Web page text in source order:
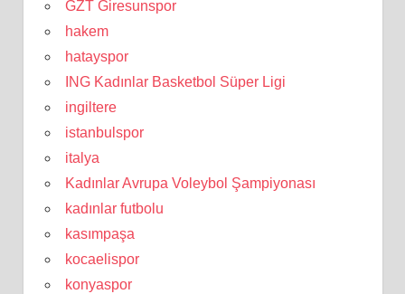
GZT Giresunspor
hakem
hatayspor
ING Kadınlar Basketbol Süper Ligi
ingiltere
istanbulspor
italya
Kadınlar Avrupa Voleybol Şampiyonası
kadınlar futbolu
kasımpaşa
kocaelispor
konyaspor